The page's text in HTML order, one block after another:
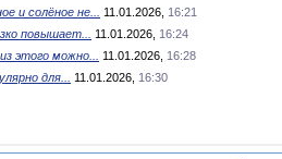
и солёное не... 11.01.2026, 16:21
повышает... 11.01.2026, 16:24
этого можно... 11.01.2026, 16:28
для... 11.01.2026, 16:30